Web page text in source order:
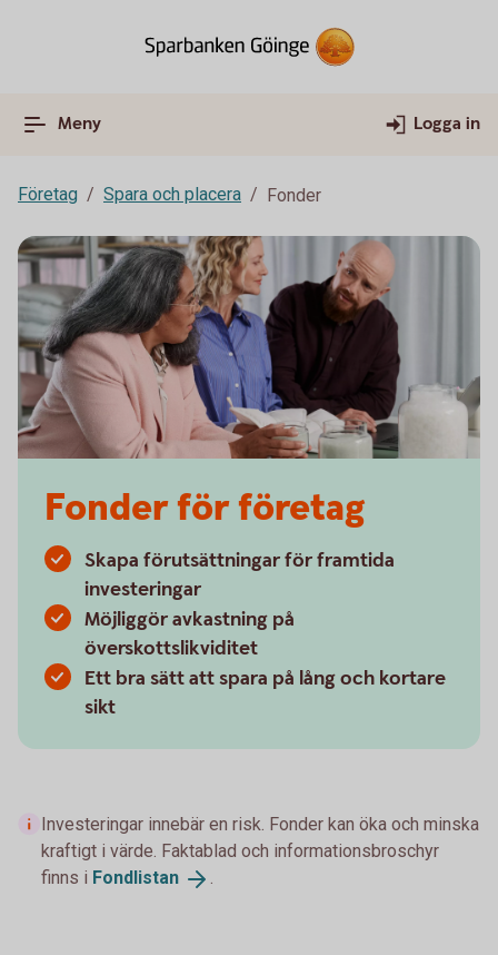
Meny Logga in
Företag Spara och placera Fonder
Fonder för företag
Skapa förutsättningar för framtida
investeringar
Möjliggör avkastning på
överskottslikviditet
Ett bra sätt att spara på lång och kortare
sikt
Investeringar innebär en risk. Fonder kan öka och minska
kraftigt i värde. Faktablad och informationsbroschyr
finns i Fondlistan .